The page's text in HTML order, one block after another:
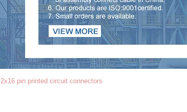
2x16 pin printed circuit connectors